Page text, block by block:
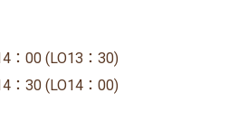
：00 (LO13：30)
：30 (LO14：00)